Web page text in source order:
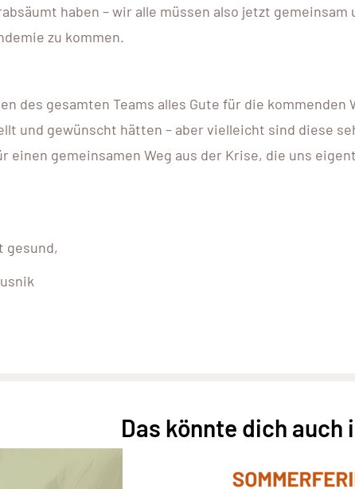
haben – wir alle müssen also jetzt
zu kommen.
des gesamten Teams alles Gute für die kommenden
und gewünscht hätten – aber vielleicht sind diese
einen gemeinsamen Weg aus der Krise, die uns
gesund,
Das könnte dich auch